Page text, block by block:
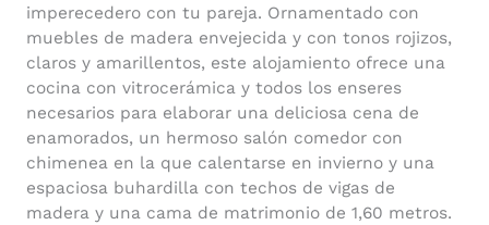
imperecedero con tu pareja. Ornamentado con
muebles de madera envejecida y con tonos rojizos,
claros y amarillentos, este alojamiento ofrece una
cocina con vitrocerámica y todos los enseres
necesarios para elaborar una deliciosa cena de
enamorados, un hermoso salón comedor con
chimenea en la que calentarse en invierno y una
espaciosa buhardilla con techos de vigas de
madera y una cama de matrimonio de 1,60 metros.